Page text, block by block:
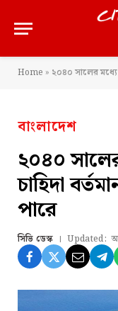
Home » ২০৪০ সালের
বাংলাদেশ
২০৪০
চাহিদা
পারে
সিভি ডেস্ক Updated: